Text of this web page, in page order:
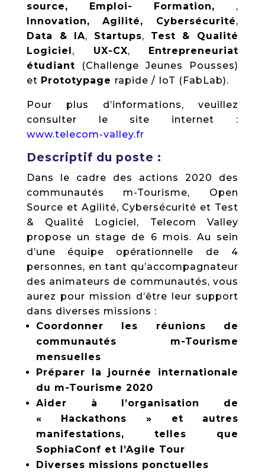
source, Emploi- Formation, ,
Innovation, Agilité, Cybersécurité,
Data & IA, Startups, Test & Qualité
Logiciel, UX-CX, Entrepreneuriat
étudiant (Challenge Jeunes Pousses)
et Prototypage rapide / IoT (FabLab).
Pour plus d’informations, veuillez
consulter le site internet :
www.telecom-valley.fr
Descriptif du poste :
Dans le cadre des actions 2020 des
communautés m-Tourisme, Open
Source et Agilité, Cybersécurité et Test
& Qualité Logiciel, Telecom Valley
propose un stage de 6 mois. Au sein
d’une équipe opérationnelle de 4
personnes, en tant qu’accompagnateur
des animateurs de communautés, vous
aurez pour mission d’être leur support
dans diverses missions :
Coordonner les réunions de
communautés m-Tourisme
mensuelles
Préparer la journée internationale
du m-Tourisme 2020
Aider à l’organisation de
« Hackathons » et autres
manifestations, telles que
SophiaConf et l’Agile Tour
Diverses missions ponctuelles